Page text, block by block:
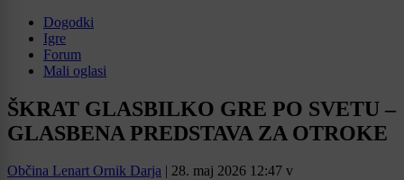
Dogodki
Igre
Forum
Mali oglasi
ŠKRAT GLASBILKO GRE PO SVETU –
GLASBENA PREDSTAVA ZA OTROKE
Občina Lenart Ornik Darja | 28. maj 2026 12:47 v